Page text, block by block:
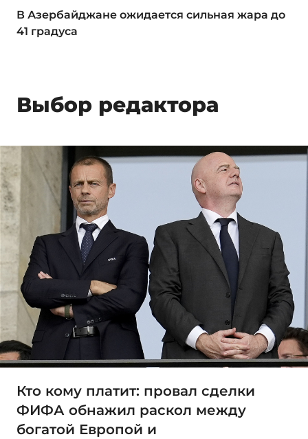
В Азербайджане ожидается сильная жара до
41 градуса
Выбор редактора
Кто кому платит: провал сделки
ФИФА обнажил раскол между
богатой Европой и